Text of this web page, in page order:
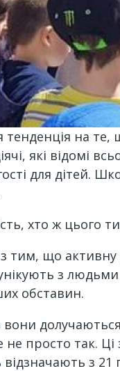
тенденція на
які відомі
для дітей.
хто ж цього
тим, що активну
з
обставин.
просто так.
з 21